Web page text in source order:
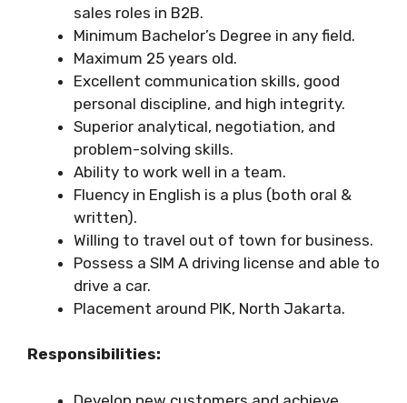
sales roles in B2B.
Minimum Bachelor’s Degree in any field.
Maximum 25 years old.
Excellent communication skills, good
personal discipline, and high integrity.
Superior analytical, negotiation, and
problem-solving skills.
Ability to work well in a team.
Fluency in English is a plus (both oral &
written).
Willing to travel out of town for business.
Possess a SIM A driving license and able to
drive a car.
Placement around PIK, North Jakarta.
Responsibilities: